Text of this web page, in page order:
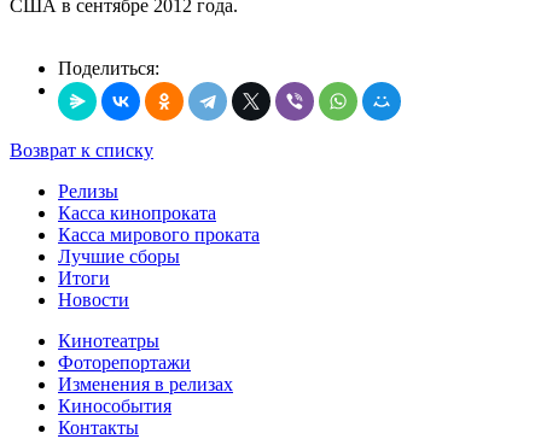
США в сентябре 2012 года.
Поделиться:
Возврат к списку
Релизы
Касса кинопроката
Касса мирового проката
Лучшие сборы
Итоги
Новости
Кинотеатры
Фоторепортажи
Изменения в релизах
Кинособытия
Контакты